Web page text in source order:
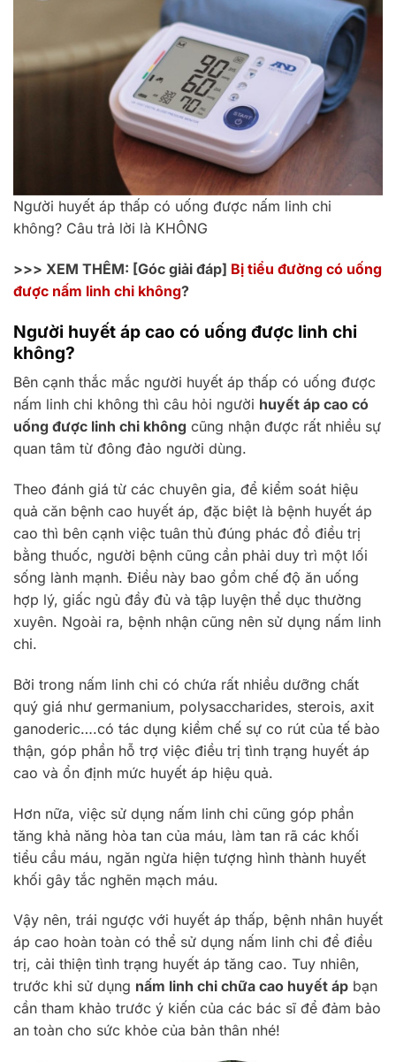
Người huyết áp thấp có uống được nấm linh chi
không? Câu trả lời là KHÔNG
>>> XEM THÊM: [Góc giải đáp] Bị tiểu đường có uống
được nấm linh chi không?
Người huyết áp cao có uống được linh chi
không?
Bên cạnh thắc mắc người huyết áp thấp có uống được
nấm linh chi không thì câu hỏi người huyết áp cao có
uống được linh chi không cũng nhận được rất nhiều sự
quan tâm từ đông đảo người dùng.
Theo đánh giá từ các chuyên gia, để kiểm soát hiệu
quả căn bệnh cao huyết áp, đặc biệt là bệnh huyết áp
cao thì bên cạnh việc tuân thủ đúng phác đồ điều trị
bằng thuốc, người bệnh cũng cần phải duy trì một lối
sống lành mạnh. Điều này bao gồm chế độ ăn uống
hợp lý, giấc ngủ đầy đủ và tập luyện thể dục thường
xuyên. Ngoài ra, bệnh nhận cũng nên sử dụng nấm linh
chi.
Bởi trong nấm linh chi có chứa rất nhiều dưỡng chất
quý giá như germanium, polysaccharides, sterois, axit
ganoderic….có tác dụng kiềm chế sự co rút của tế bào
thận, góp phần hỗ trợ việc điều trị tình trạng huyết áp
cao và ổn định mức huyết áp hiệu quả.
Hơn nữa, việc sử dụng nấm linh chi cũng góp phần
tăng khả năng hòa tan của máu, làm tan rã các khối
tiểu cầu máu, ngăn ngừa hiện tượng hình thành huyết
khối gây tắc nghẽn mạch máu.
Vậy nên, trái ngược với huyết áp thấp, bệnh nhân huyết
áp cao hoàn toàn có thể sử dụng nấm linh chi để điều
trị, cải thiện tình trạng huyết áp tăng cao. Tuy nhiên,
trước khi sử dụng nấm linh chi chữa cao huyết áp bạn
cần tham khảo trước ý kiến của các bác sĩ để đảm bảo
an toàn cho sức khỏe của bản thân nhé!